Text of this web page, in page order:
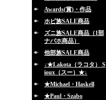
Awards(賞)・作品
ホピ族SALE商品
ズニ族SALE商品（1部
ナバホ商品）
他部族SALE商品
↓★Lakota（ラコタ） S
ioux（スー）★↓
★Michael・Haskell
★Paul・Szabo